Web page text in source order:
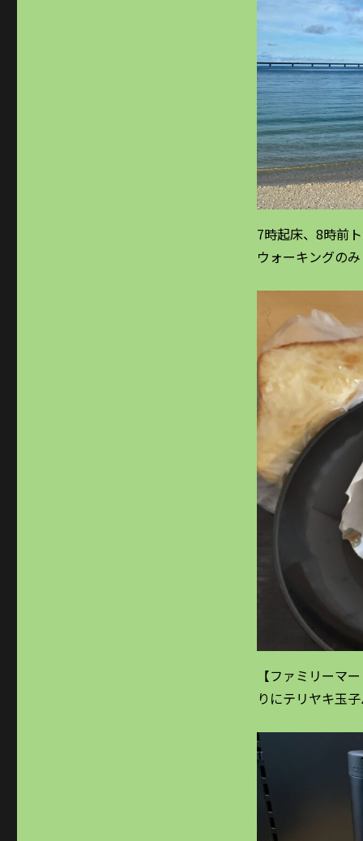
7時起床、8時前
ウォーキングの
【ファミリーマ
りにテリヤキ玉